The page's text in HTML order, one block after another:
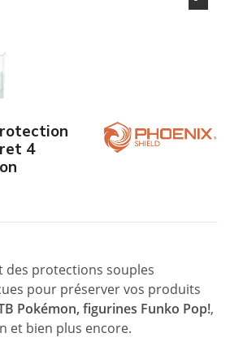
4
des protections souples
pour préserver vos produits
Pokémon, figurines Funko Pop!,
et bien plus encore.